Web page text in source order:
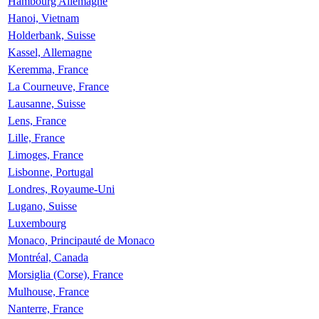
Hanoi, Vietnam
Holderbank, Suisse
Kassel, Allemagne
Keremma, France
La Courneuve, France
Lausanne, Suisse
Lens, France
Lille, France
Limoges, France
Lisbonne, Portugal
Londres, Royaume-Uni
Lugano, Suisse
Luxembourg
Monaco, Principauté de Monaco
Montréal, Canada
Morsiglia (Corse), France
Mulhouse, France
Nanterre, France